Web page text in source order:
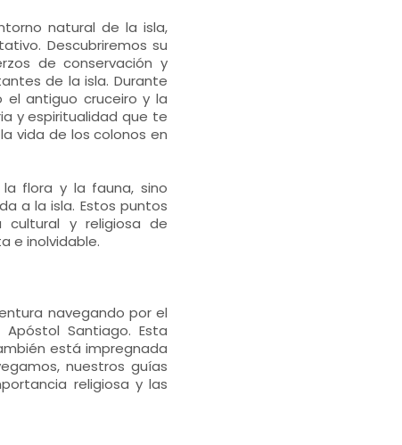
natural de la isla,
Descubriremos su
de conservación y
de la isla. Durante
el antiguo cruceiro y la
y espiritualidad que te
vida de los colonos en
flora y la fauna, sino
a la isla. Estos puntos
y religiosa de
e inolvidable.
navegando por el
Santiago. Esta
está impregnada
nuestros guías
religiosa y las